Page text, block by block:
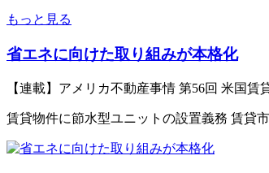
もっと見る
省エネに向けた取り組みが本格化
【連載】アメリカ不動産事情 第56回 米国賃
賃貸物件に節水型ユニットの設置義務 賃貸